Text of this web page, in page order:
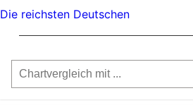
Die reichsten Deutschen